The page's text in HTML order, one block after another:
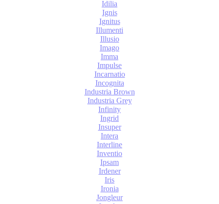
Idilia
Ignis
Ignitus
Illumenti
Illusio
Imago
Imma
Impulse
Incarnatio
Incognita
Industria Brown
Industria Grey
Infinity
Ingrid
Insuper
Intera
Interline
Inventio
Ipsam
Irdener
Iris
Ironia
Jongleur